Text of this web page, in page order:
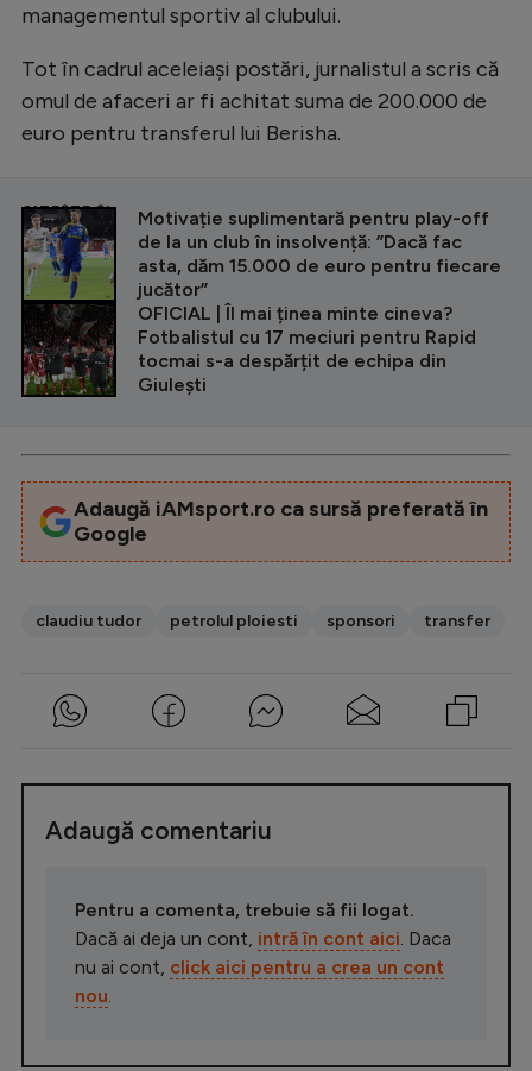
managementul sportiv al clubului.
Tot în cadrul aceleiași postări, jurnalistul a scris că
omul de afaceri ar fi achitat suma de 200.000 de
euro pentru transferul lui Berisha.
CITEȘTE ȘI
Motivație suplimentară pentru play-off
de la un club în insolvență: ”Dacă fac
asta, dăm 15.000 de euro pentru fiecare
jucător”
OFICIAL | Îl mai ținea minte cineva?
Fotbalistul cu 17 meciuri pentru Rapid
tocmai s-a despărțit de echipa din
Giulești
Adaugă iAMsport.ro ca sursă preferată în
Google
claudiu tudor petrolul ploiesti sponsori transfer
Adaugă comentariu
Pentru a comenta, trebuie să fii logat.
Dacă ai deja un cont, intră în cont aici . Daca
nu ai cont, click aici pentru a crea un cont
nou